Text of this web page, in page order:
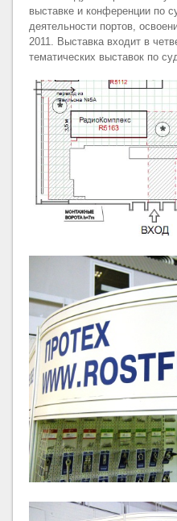
выставке и конференции по
деятельности портов,
2011. Выставка входит в
тематических выставок по